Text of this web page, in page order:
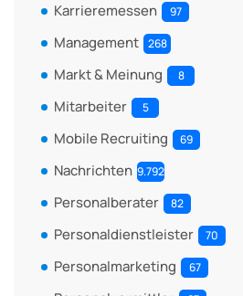
Karrieremessen 97
Management 268
Markt & Meinung 8
Mitarbeiter 5
Mobile Recruiting 69
Nachrichten 9.792
Personalberater 82
Personaldienstleister 70
Personalmarketing 67